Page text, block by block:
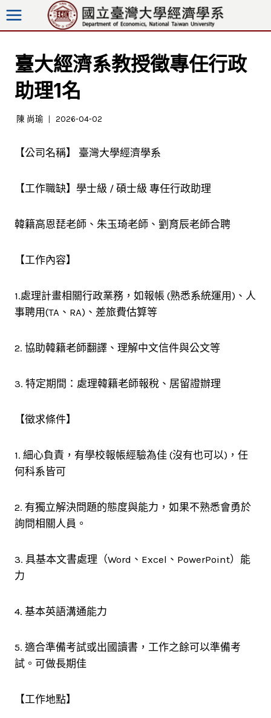
跳
至
臺大經濟系教授徵專任行政
助理1名
陳 尚瑜 2026-04-02
【公司名稱】 臺灣大學經濟學系
【工作職缺】學士級 / 碩士級 專任行政助理
韓籍高恩琵老師、朱玉琦老師、劉育辰老師合聘
【工作內容】
1.處理計畫相關行政業務，如報帳 (熟悉系統運用)、人
事聘用(TA、RA)、差旅費估算等
2. 協助韓籍老師翻譯、理解中文信件與公文等
3. 特定期間：處理韓籍老師報稅、居留證辦理
【徵求條件】
1. 細心負責，有學校報帳經驗為佳 (沒有也可以)，任
何科系皆可
2. 有獨立解決問題的態度與能力，如果不熟悉會勇於
詢問相關人員。
3. 具基本文書處理（Word、Excel、PowerPoint）能
力
4. 基本英語溝通能力
5. 適合準備考試或出國讀書，工作之餘可以準備考
試。可做長期佳
【工作地點】